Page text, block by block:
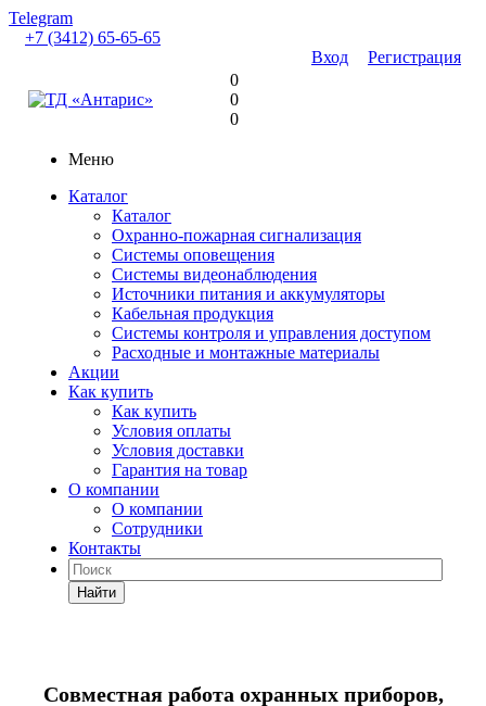
Telegram
+7 (3412) 65-65-65
Вход
Регистрация
0
0
0
Меню
Каталог
Каталог
Охранно-пожарная сигнализация
Системы оповещения
Системы видеонаблюдения
Источники питания и аккумуляторы
Кабельная продукция
Системы контроля и управления доступом
Расходные и монтажные материалы
Акции
Как купить
Как купить
Условия оплаты
Условия доставки
Гарантия на товар
О компании
О компании
Сотрудники
Контакты
Найти
Совместная работа охранных приборов,